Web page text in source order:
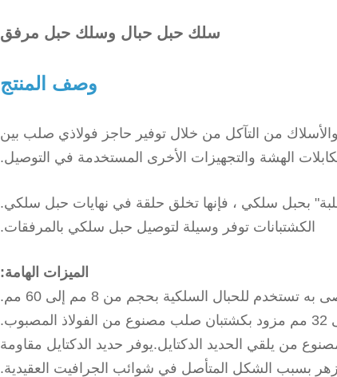
سلك حبل حبال وسلك حبل مرفق
وصف المنتج
والأسلاك من التآكل من خلال توفير حاجز فولاذي صلب بين
الهشة والتجهيزات الأخرى المستخدمة في التوصيل.
بحبل سلكي ، فإنها تخلق حلقة في نهايات حبل سلكي.
الكشتبانات توفر وسيلة لتوصيل حبل سلكي بالمرفقات.
الميزات الهامة:
به تستخدم للحبال السلكية بحجم من 8 مم إلى 60 مم.
يلقي الحديد الدكتايل.يوفر حديد الدكتايل مقاومة
بسبب الشكل المتأصل في شوائب الجرافيت العقيدية.